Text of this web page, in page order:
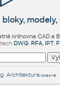
bloky,
knihovna CAD a
DWG, RFA, IPT,
: Architektura /obecné•